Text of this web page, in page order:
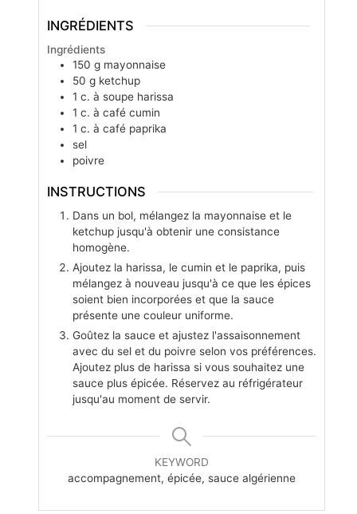
INGRÉDIENTS
Ingrédients
150 g mayonnaise
50 g ketchup
1 c. à soupe harissa
1 c. à café cumin
1 c. à café paprika
sel
poivre
INSTRUCTIONS
Dans un bol, mélangez la mayonnaise et le
ketchup jusqu'à obtenir une consistance
homogène.
Ajoutez la harissa, le cumin et le paprika, puis
mélangez à nouveau jusqu'à ce que les épices
soient bien incorporées et que la sauce
présente une couleur uniforme.
Goûtez la sauce et ajustez l'assaisonnement
avec du sel et du poivre selon vos préférences.
Ajoutez plus de harissa si vous souhaitez une
sauce plus épicée. Réservez au réfrigérateur
jusqu'au moment de servir.
KEYWORD
accompagnement, épicée, sauce algérienne